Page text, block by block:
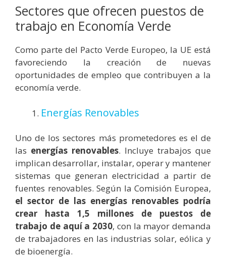
Sectores que ofrecen puestos de
trabajo en Economía Verde
Como parte del Pacto Verde Europeo, la UE está
favoreciendo la creación de nuevas
oportunidades de empleo que contribuyen a la
economía verde.
Energías Renovables
Uno de los sectores más prometedores es el de
las energías renovables. Incluye trabajos que
implican desarrollar, instalar, operar y mantener
sistemas que generan electricidad a partir de
fuentes renovables. Según la Comisión Europea,
el sector de las energías renovables podría
crear hasta 1,5 millones de puestos de
trabajo de aquí a 2030, con la mayor demanda
de trabajadores en las industrias solar, eólica y
de bioenergía.